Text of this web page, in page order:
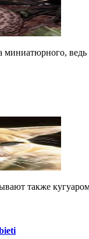
миниатюрного,
также